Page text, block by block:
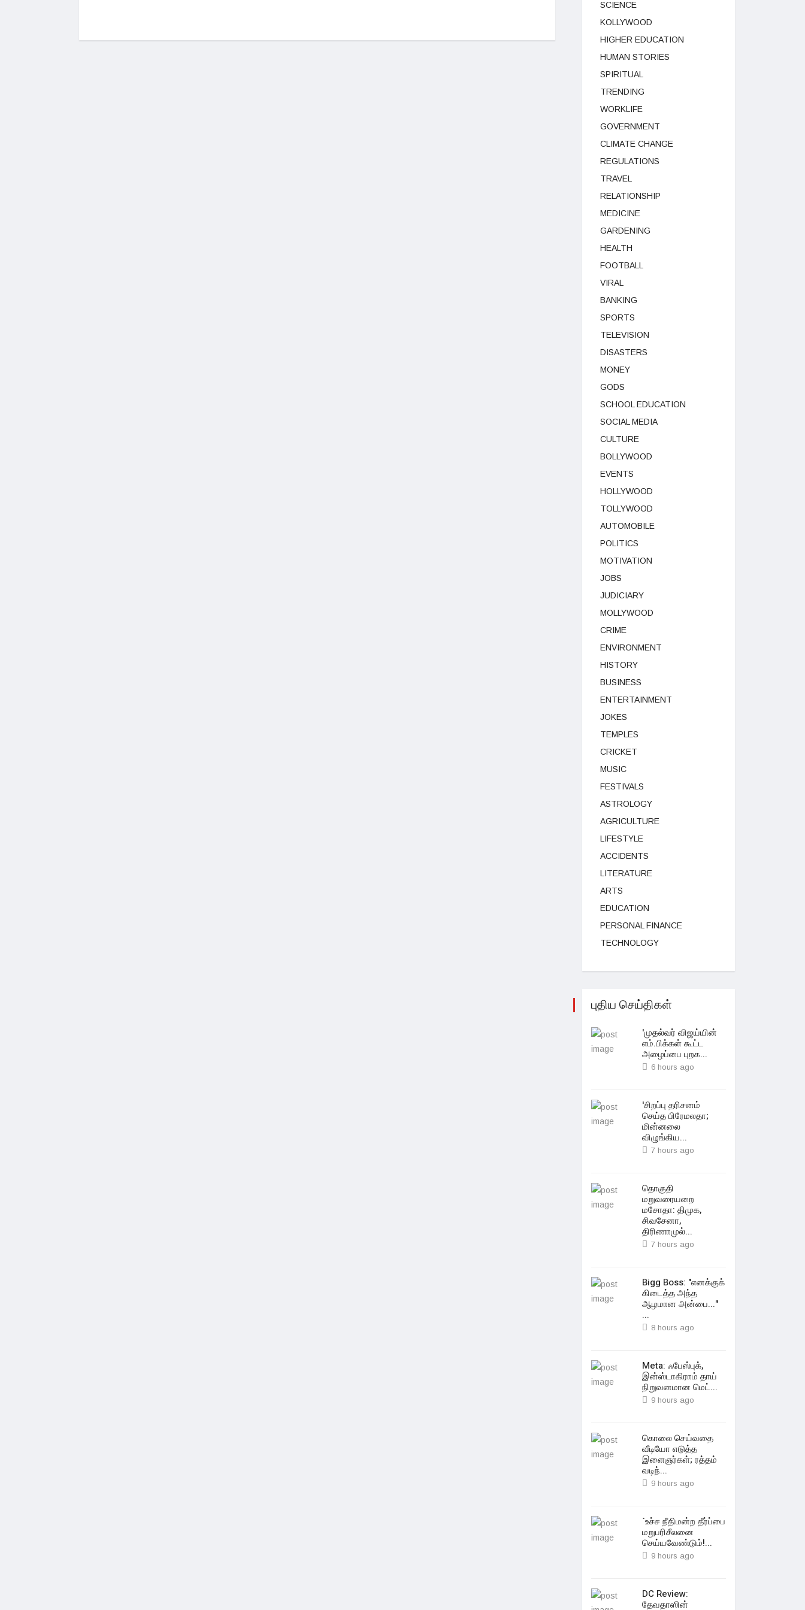
SCIENCE
KOLLYWOOD
HIGHER EDUCATION
HUMAN STORIES
SPIRITUAL
TRENDING
WORKLIFE
GOVERNMENT
CLIMATE CHANGE
REGULATIONS
TRAVEL
RELATIONSHIP
MEDICINE
GARDENING
HEALTH
FOOTBALL
VIRAL
BANKING
SPORTS
TELEVISION
DISASTERS
MONEY
GODS
SCHOOL EDUCATION
SOCIAL MEDIA
CULTURE
BOLLYWOOD
EVENTS
HOLLYWOOD
TOLLYWOOD
AUTOMOBILE
POLITICS
MOTIVATION
JOBS
JUDICIARY
MOLLYWOOD
CRIME
ENVIRONMENT
HISTORY
BUSINESS
ENTERTAINMENT
JOKES
TEMPLES
CRICKET
MUSIC
FESTIVALS
ASTROLOGY
AGRICULTURE
LIFESTYLE
ACCIDENTS
LITERATURE
ARTS
EDUCATION
PERSONAL FINANCE
TECHNOLOGY
புதிய செய்திகள்
'முதல்வர் விஜய்யின்
எம்.பிக்கள் கூட்ட
அழைப்பை புறக...
6 hours ago
'சிறப்பு தரிசனம்
செய்த பிரேமலதா;
மின்னலை
விழுங்கிய...
7 hours ago
தொகுதி
மறுவரையறை
மசோதா: திமுக,
சிவசேனா,
திரிணாமுல்...
7 hours ago
Bigg Boss: "எனக்குக்
கிடைத்த அந்த
ஆழமான அன்பை..."
...
8 hours ago
Meta: ஃபேஸ்புக்,
இன்ஸ்டாகிராம் தாய்
நிறுவனமான மெட்...
9 hours ago
கொலை செய்வதை
வீடியோ எடுத்த
இளைஞர்கள்; ரத்தம்
வடிந்...
9 hours ago
`உச்ச நீதிமன்ற தீர்ப்பை
மறுபரிசீலனை
செய்யவேண்டும்!...
9 hours ago
DC Review:
தேவதாஸின்